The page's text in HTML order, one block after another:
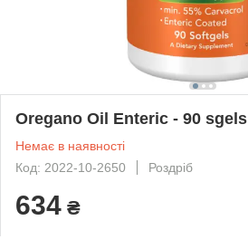
Oregano Oil Enteric - 90 sgels
Немає в наявності
Код: 2022-10-2650
Роздріб
634 ₴